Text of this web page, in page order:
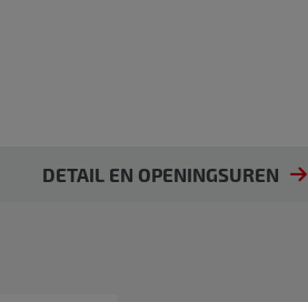
DETAIL EN OPENINGSUREN